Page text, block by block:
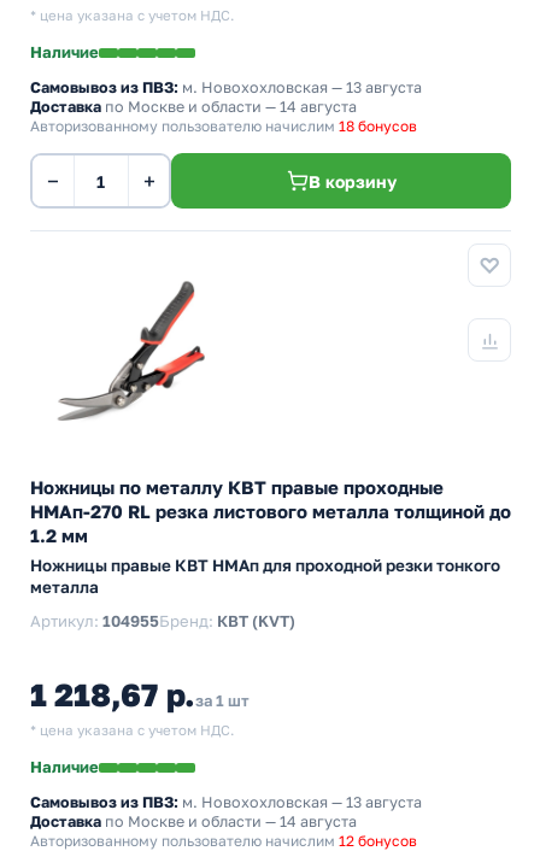
* цена указана с учетом НДС.
Наличие
Самовывоз из ПВЗ: м. Новохохловская — 13 августа
Доставка по Москве и области — 14 августа
Авторизованному пользователю начислим 18 бонусов
− + В корзину
Ножницы по металлу КВТ правые проходные
НМАп-270 RL резка листового металла толщиной до
1.2 мм
Ножницы правые КВТ НМАп для проходной резки тонкого
металла
Артикул: 104955Бренд: КВТ (KVT)
1 218,67 р.за 1 шт
* цена указана с учетом НДС.
Наличие
Самовывоз из ПВЗ: м. Новохохловская — 13 августа
Доставка по Москве и области — 14 августа
Авторизованному пользователю начислим 12 бонусов